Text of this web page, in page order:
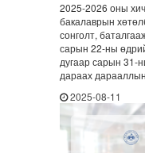
2025-2026 оны
бакалаврын
сонголт,
сарын 22-ны
дугаар сарын 31-
дараах
2025-08-11